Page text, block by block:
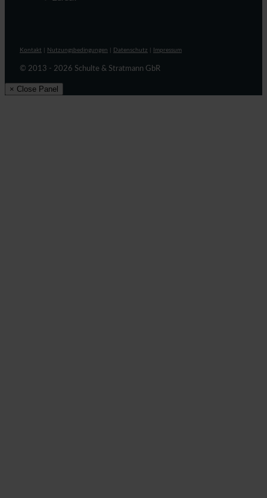
Kontakt Nutzungsbedingungen Datenschutz Impressum
© 2013 - 2026 Schulte & Stratmann GbR
× Close Panel